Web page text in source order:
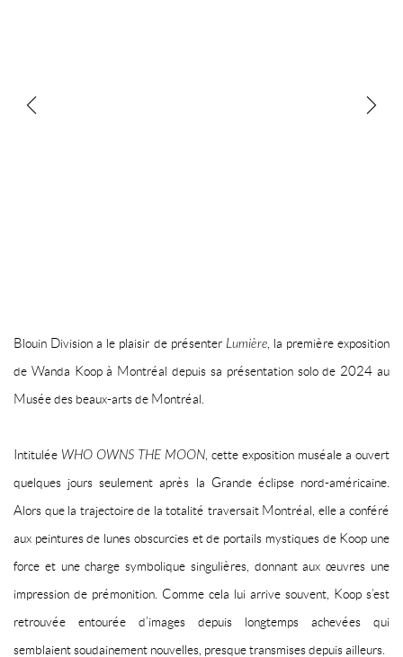
Blouin Division a le plaisir de présenter Lumière, la première exposition
de Wanda Koopà Montréal depuis sa présentation solo de 2024 au
Musée des beaux-arts de Montréal.
Intitulée WHO OWNS THE MOON , cette exposition muséale a ouvert
quelques jours seulement après la Grande éclipse nord-américaine.
Alors que la trajectoire de la totalité traversait Montréal, elle a conféré
aux peintures de lunes obscurcies et de portails mystiques de Koop une
force et une charge symbolique singulières, donnant aux œuvres une
impression de prémonition. Comme cela lui arrive souvent, Koop s’est
retrouvée entourée d’images depuis longtemps achevées qui
semblaient soudainement nouvelles, presque transmises depuis ailleurs.